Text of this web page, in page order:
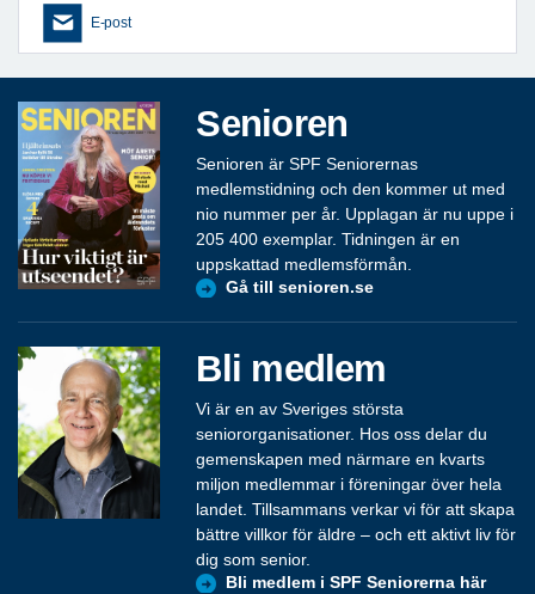
E-post
Senioren
Senioren är SPF Seniorernas
medlemstidning och den kommer ut med
nio nummer per år. Upplagan är nu uppe i
205 400 exemplar. Tidningen är en
uppskattad medlemsförmån.
Gå till senioren.se
Bli medlem
Vi är en av Sveriges största
seniororganisationer. Hos oss delar du
gemenskapen med närmare en kvarts
miljon medlemmar i föreningar över hela
landet. Tillsammans verkar vi för att skapa
bättre villkor för äldre – och ett aktivt liv för
dig som senior.
Bli medlem i SPF Seniorerna här